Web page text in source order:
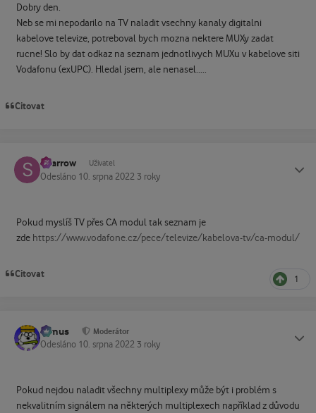
Dobry den.
Neb se mi nepodarilo na TV naladit vsechny kanaly digitalni
kabelove televize, potreboval bych mozna nektere MUXy zadat
rucne! Slo by dat odkaz na seznam jednotlivych MUXu v kabelove siti
Vodafonu (exUPC). Hledal jsem, ale nenasel.....
Citovat
Sparrow Uživatel
Odesláno 10. srpna 2022 3 roky
Pokud myslíš TV přes CA modul tak seznam je
zde https://www.vodafone.cz/pece/televize/kabelova-tv/ca-modul/
Citovat 1
tomus Moderátor
Odesláno 10. srpna 2022 3 roky
Pokud nejdou naladit všechny multiplexy může být i problém s
nekvalitním signálem na některých multiplexech například z důvodu